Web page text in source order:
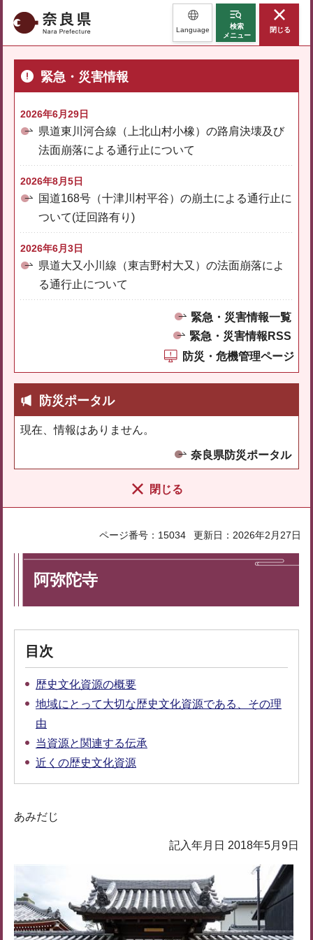
奈良県 Language
検索
メニュー
閉じる
緊急・災害情報
2026年6月29日
県道東川河合線（上北山村小橡）の路肩決壊及び
法面崩落による通行止について
2026年8月5日
国道168号（十津川村平谷）の崩土による通行止に
ついて(迂回路有り)
2026年6月3日
県道大又小川線（東吉野村大又）の法面崩落によ
る通行止について
緊急・災害情報一覧
緊急・災害情報RSS
防災・危機管理ページ
防災ポータル
現在、情報はありません。
奈良県防災ポータル
閉じる
ページ番号：15034 更新日：2026年2月27日
阿弥陀寺
目次
歴史文化資源の概要
地域にとって大切な歴史文化資源である、その理
由
当資源と関連する伝承
近くの歴史文化資源
あみだじ
記入年月日 2018年5月9日